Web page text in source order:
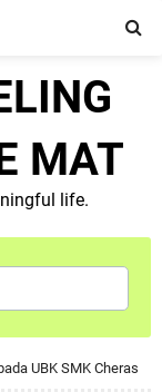
MAT
life.
UBK SMK Cheras